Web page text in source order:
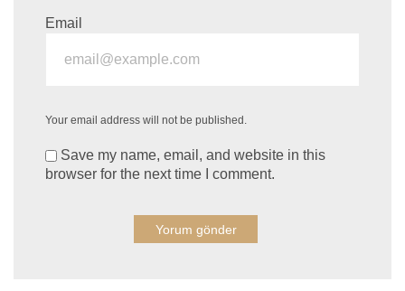
Email
Your email address will not be published.
Save my name, email, and website in this
browser for the next time I comment.